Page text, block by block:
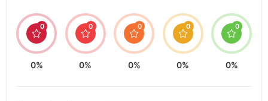
0
0%
0
0%
0
0%
0
0%
0
0%